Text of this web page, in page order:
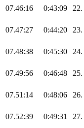
07.46:16 0:43:09 22.
07.47:27 0:44:20 23.
07.48:38 0:45:30 24.
07.49:56 0:46:48 25.
07.51:14 0:48:06 26.
07.52:39 0:49:31 27.